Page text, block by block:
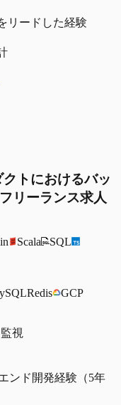
リードした経験
クトにおけるバッ
リーランス求人
Scala
SQL
Redis GCP
視
ンド開発経験（5年